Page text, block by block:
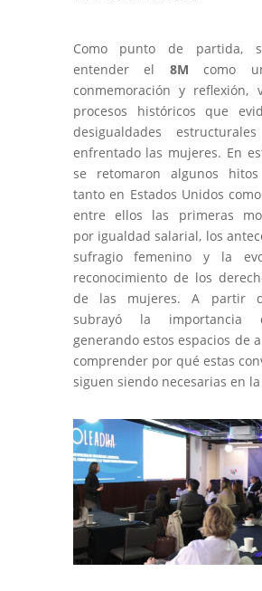
Como punto de partida,
entender el 8M como
conmemoración y reflexión,
procesos históricos que
desigualdades
enfrentado las mujeres. En
se retomaron algunos hitos
tanto en Estados Unidos
entre ellos las primeras
por igualdad salarial, los
sufragio femenino y la
reconocimiento de los
de las mujeres. A partir
subrayó la importancia
generando estos espacios de
comprender por qué estas
siguen siendo necesarias en